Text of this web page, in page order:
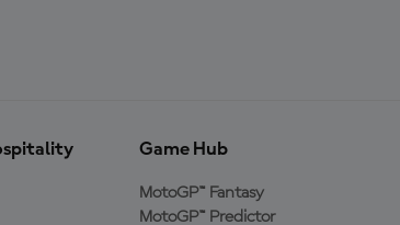
Game Hub
MotoGP™ Fantasy
MotoGP™ Predictor